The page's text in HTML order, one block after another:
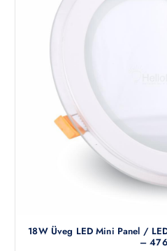
18W Üveg LED Mini Panel /
–